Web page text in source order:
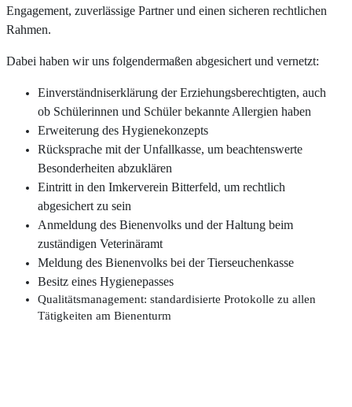
Engagement, zuverlässige Partner und einen sicheren rechtlichen
Rahmen.
Dabei haben wir uns folgendermaßen abgesichert und vernetzt:
Einverständniserklärung der Erziehungsberechtigten, auch
ob Schülerinnen und Schüler bekannte Allergien haben
Erweiterung des Hygienekonzepts
Rücksprache mit der Unfallkasse, um beachtenswerte
Besonderheiten abzuklären
Eintritt in den Imkerverein Bitterfeld, um rechtlich
abgesichert zu sein
Anmeldung des Bienenvolks und der Haltung beim
zuständigen Veterinäramt
Meldung des Bienenvolks bei der Tierseuchenkasse
Besitz eines Hygienepasses
Qualitätsmanagement: standardisierte Protokolle zu allen
Tätigkeiten am Bienenturm